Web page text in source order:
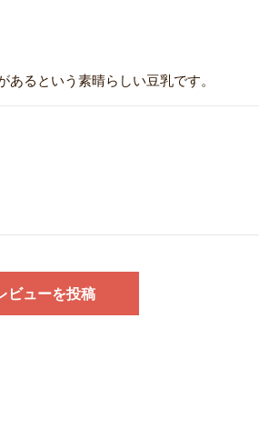
るという素晴らしい豆乳です。
ビューを投稿